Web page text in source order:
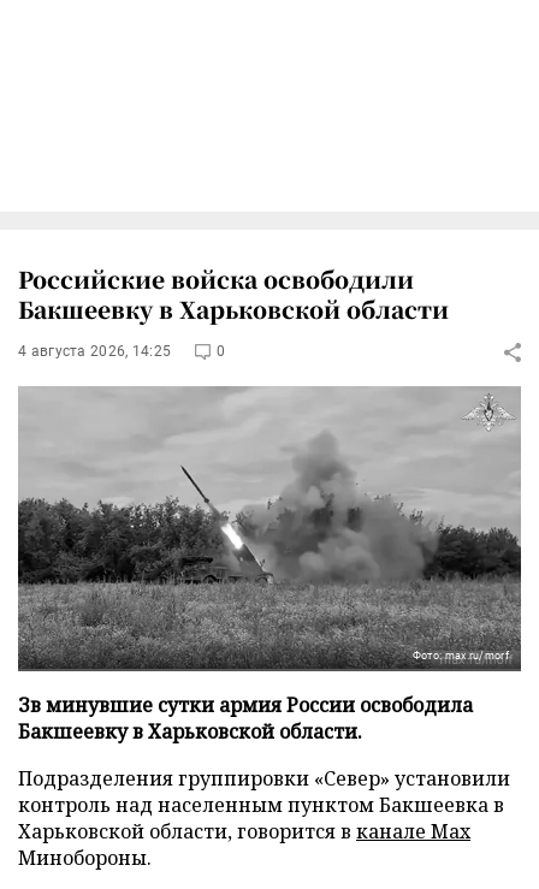
Российские войска освободили
Бакшеевку в Харьковской области
4 августа 2026, 14:25 0
Фото: max.ru/morf
Зв минувшие сутки армия России освободила
Бакшеевку в Харьковской области.
Подразделения группировки «Север» установили
контроль над населенным пунктом Бакшеевка в
Харьковской области, говорится в канале Max
Минобороны.